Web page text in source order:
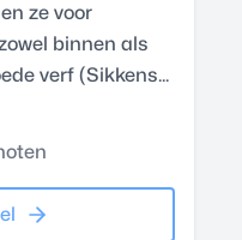
ze voor
binnen als
verf (Sikkens...